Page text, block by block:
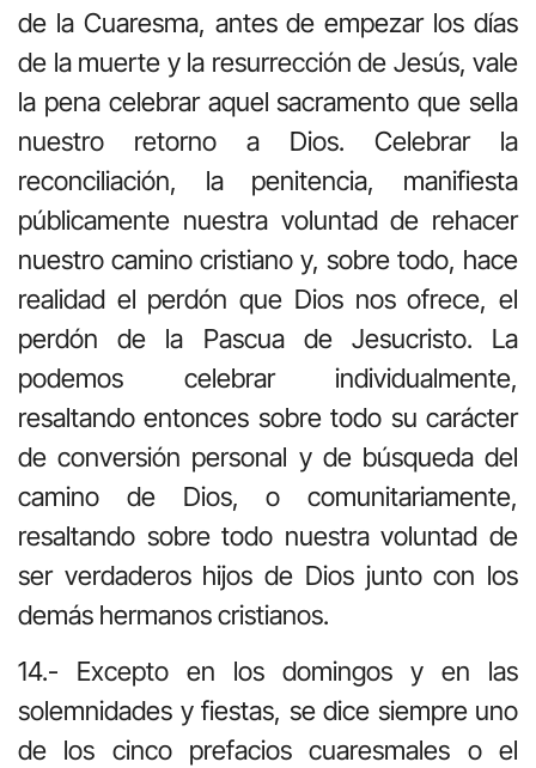
de la Cuaresma, antes de empezar los días
de la muerte y la resurrección de Jesús, vale
la pena celebrar aquel sacramento que sella
nuestro retorno a Dios. Celebrar la
reconciliación, la penitencia, manifiesta
públicamente nuestra voluntad de rehacer
nuestro camino cristiano y, sobre todo, hace
realidad el perdón que Dios nos ofrece, el
perdón de la Pascua de Jesucristo. La
podemos celebrar individualmente,
resaltando entonces sobre todo su carácter
de conversión personal y de búsqueda del
camino de Dios, o comunitariamente,
resaltando sobre todo nuestra voluntad de
ser verdaderos hijos de Dios junto con los
demás hermanos cristianos.
14.- Excepto en los domingos y en las
solemnidades y fiestas, se dice siempre uno
de los cinco prefacios cuaresmales o el